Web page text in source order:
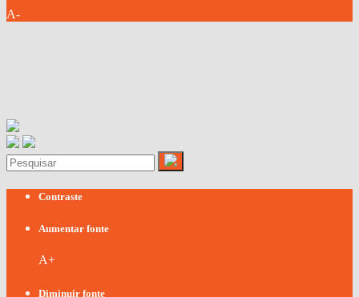
A-
Contraste
Aumentar fonte
A+
Diminuir fonte